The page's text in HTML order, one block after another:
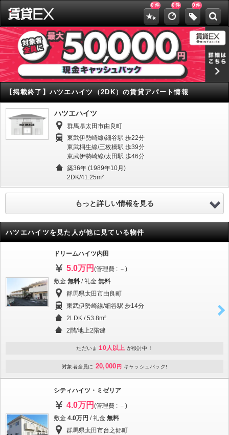
0 件 0件 0件
【掲載終了】 ハツエハイツ（2DK）の賃貸アパート情報
ハツエハイツ
群馬県太田市由良町
東武伊勢崎線/細谷駅 歩22分
東武桐生線/三枚橋駅 歩39分
東武伊勢崎線/太田駅 歩46分
築36年 (1989年10月)
2DK/41.25m²
もっと詳しい情報を見る
ハツエハイツを見た人が他に見ている物件
ドリームハイツ内田
5.0万円 (管理費 : －)
敷金 無料 / 礼金 無料
群馬県太田市由良町
東武伊勢崎線/細谷駅 歩14分
2LDK / 53.8m²
2階/地上2階建
ただいま 10人以上 が検討中！
対象者全員に 20,000 円 キャッシュバック!
シティハイツ・ミゼリア
4.0万円 (管理費 : －)
敷金 4.0万円 / 礼金 無料
群馬県太田市台之郷町